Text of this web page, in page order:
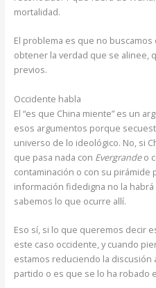
mortalidad.
El problema es que no
obtener la verdad que se alinee,
previos.
Occidente habla
El “es que China miente” es un
esos argumentos porque
universo de lo ideológico. No, si
que pasa nada con Evergrandeo
contaminación o con su pirámide
información fidedigna no la
sabemos lo que ocurre allí.
Eso sí, si lo que queremos decir
este caso occidente, y cuando
estamos reduciendo la
partido o es que se lo ha robado